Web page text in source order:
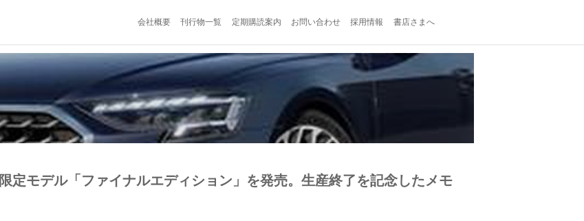
会社概要 刊行物一覧 定期購読案内 お問い合わせ 採用情報 書店さまへ
定モデル「ファイナルエディション」を発売。生産終了を記念したメモ